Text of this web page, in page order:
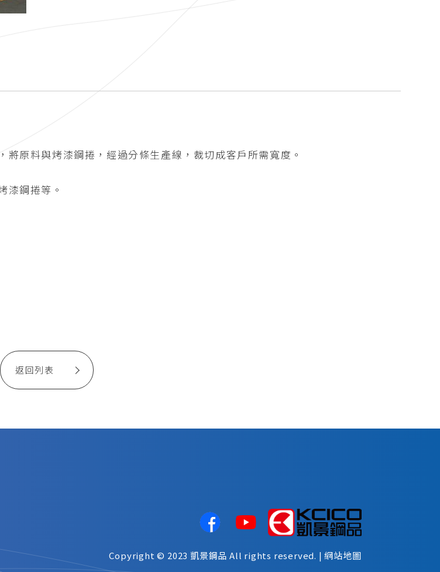
將原料與烤漆鋼捲，經過分條生產線，裁切成客戶所需寬度。
漆鋼捲等。
返回列表
Copyright © 2023 凱景鋼品 All rights reserved. |網站地圖